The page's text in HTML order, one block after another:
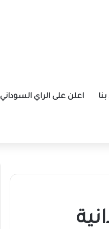
اعلن على الراي السوداني